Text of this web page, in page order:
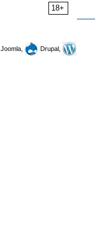
18+
Joomla,
Drupal,